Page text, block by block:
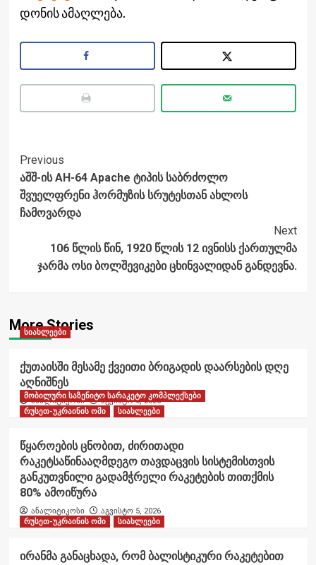
დონის ამაღლება.
Post
Navigation
Previous
აშშ-ის AH-64 Apache ტიპის საბრძოლო
შვუელფრენი ჰორმუზის სრუტესთან ახლოს
ჩამოვარდა
Next
106 წლის წინ, 1920 წლის 12 ივნისს ქართულმა
ჯარმა ოსი ბოლშევიკები ცხინვალიდან განდევნა.
More Stories
სიახლეები
ქუთაისში მესამე ქვეითი ბრიგადის დაარსების დღე
აღნიშნეს
ანალიტიკოსი აგვისტო 6, 2026
მობილური საზენიტო სარაკეტო კომპლექსები
რუსეთ-უკრაინის ომი
სიახლეები
წყაროების ცნობით, ძირითადი
რაკეტსაწინააღმდეგო თავდაცვის სისტემისთვის
განკუთვნილი გადამჭრელი რაკეტების თითქმის
80% ამოიწურა
ანალიტიკოსი
აგვისტო 5, 2026
რუსეთ-უკრაინის ომი
სიახლეები
ირანმა განაცხადა, რომ ბალისტიკური რაკეტებით